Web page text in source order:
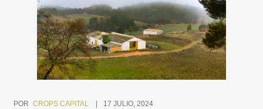
distintivas y […]
POR CROPS CAPITAL 17 JULIO, 2024